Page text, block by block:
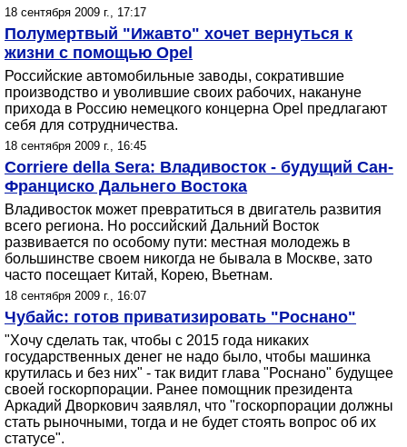
18 сентября 2009 г., 17:17
Полумертвый "Ижавто" хочет вернуться к
жизни с помощью Opel
Российские автомобильные заводы, сократившие
производство и уволившие своих рабочих, накануне
прихода в Россию немецкого концерна Opel предлагают
себя для сотрудничества.
18 сентября 2009 г., 16:45
Corriere della Sera: Владивосток - будущий Сан-
Франциско Дальнего Востока
Владивосток может превратиться в двигатель развития
всего региона. Но российский Дальний Восток
развивается по особому пути: местная молодежь в
большинстве своем никогда не бывала в Москве, зато
часто посещает Китай, Корею, Вьетнам.
18 сентября 2009 г., 16:07
Чубайс: готов приватизировать "Роснано"
"Хочу сделать так, чтобы с 2015 года никаких
государственных денег не надо было, чтобы машинка
крутилась и без них" - так видит глава "Роснано" будущее
своей госкорпорации. Ранее помощник президента
Аркадий Дворкович заявлял, что "госкорпорации должны
стать рыночными, тогда и не будет стоять вопрос об их
статусе".